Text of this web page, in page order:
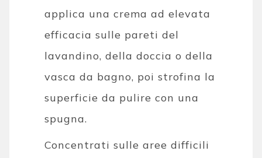
applica una crema ad elevata
efficacia sulle pareti del
lavandino, della doccia o della
vasca da bagno, poi strofina la
superficie da pulire con una
spugna.
Concentrati sulle aree difficili